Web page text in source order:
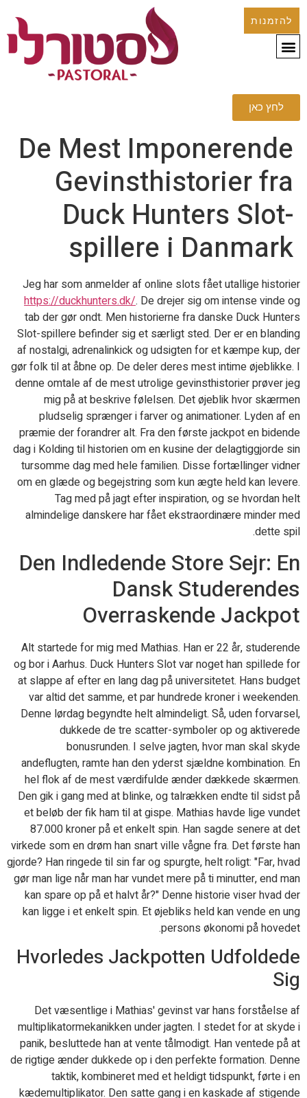
להזמנות
לחץ כאן
De Mest Imponerende
Gevinsthistorier fra
Duck Hunters Slot-
spillere i Danmark
Jeg har som anmelder af online slots fået utallige historier
https://duckhunters.dk/. De drejer sig om intense vinde og
tab der gør ondt. Men historierne fra danske Duck Hunters
Slot-spillere befinder sig et særligt sted. Der er en blanding
af nostalgi, adrenalinkick og udsigten for et kæmpe kup, der
gør folk til at åbne op. De deler deres mest intime øjeblikke. I
denne omtale af de mest utrolige gevinsthistorier prøver jeg
mig på at beskrive følelsen. Det øjeblik hvor skærmen
pludselig sprænger i farver og animationer. Lyden af en
præmie der forandrer alt. Fra den første jackpot en bidende
dag i Kolding til historien om en kusine der delagtiggjorde sin
tursomme dag med hele familien. Disse fortællinger vidner
om en glæde og begejstring som kun ægte held kan levere.
Tag med på jagt efter inspiration, og se hvordan helt
almindelige danskere har fået ekstraordinære minder med
dette spil.
Den Indledende Store Sejr: En
Dansk Studerendes
Overraskende Jackpot
Alt startede for mig med Mathias. Han er 22 år, studerende
og bor i Aarhus. Duck Hunters Slot var noget han spillede for
at slappe af efter en lang dag på universitetet. Hans budget
var altid det samme, et par hundrede kroner i weekenden.
Denne lørdag begyndte helt almindeligt. Så, uden forvarsel,
dukkede de tre scatter-symboler op og aktiverede
bonusrunden. I selve jagten, hvor man skal skyde
andeflugten, ramte han den yderst sjældne kombination. En
hel flok af de mest værdifulde ænder dækkede skærmen.
Den gik i gang med at blinke, og talrækken endte til sidst på
et beløb der fik ham til at gispe. Mathias havde lige vundet
87.000 kroner på et enkelt spin. Han sagde senere at det
virkede som en drøm han snart ville vågne fra. Det første han
gjorde? Han ringede til sin far og spurgte, helt roligt: "Far, hvad
gør man lige når man har vundet mere på ti minutter, end man
kan spare op på et halvt år?" Denne historie viser hvad der
kan ligge i et enkelt spin. Et øjebliks held kan vende en ung
persons økonomi på hovedet.
Hvorledes Jackpotten Udfoldede
Sig
Det væsentlige i Mathias' gevinst var hans forståelse af
multiplikatormekanikken under jagten. I stedet for at skyde i
panik, besluttede han at vente tålmodigt. Han ventede på at
de rigtige ænder dukkede op i den perfekte formation. Denne
taktik, kombineret med et heldigt tidspunkt, førte i en
kædemultiplikator. Den satte gang i en kaskade af stigende